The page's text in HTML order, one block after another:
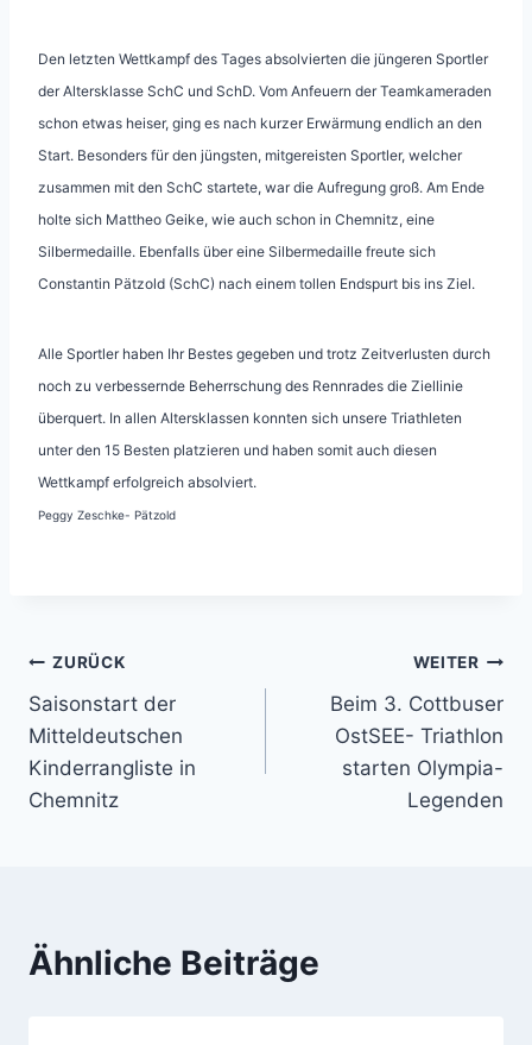
Den letzten Wettkampf des Tages absolvierten die jüngeren Sportler
der Altersklasse SchC und SchD. Vom Anfeuern der Teamkameraden
schon etwas heiser, ging es nach kurzer Erwärmung endlich an den
Start. Besonders für den jüngsten, mitgereisten Sportler, welcher
zusammen mit den SchC startete, war die Aufregung groß. Am Ende
holte sich Mattheo Geike, wie auch schon in Chemnitz, eine
Silbermedaille. Ebenfalls über eine Silbermedaille freute sich
Constantin Pätzold (SchC) nach einem tollen Endspurt bis ins Ziel.
Alle Sportler haben Ihr Bestes gegeben und trotz Zeitverlusten durch
noch zu verbessernde Beherrschung des Rennrades die Ziellinie
überquert. In allen Altersklassen konnten sich unsere Triathleten
unter den 15 Besten platzieren und haben somit auch diesen
Wettkampf erfolgreich absolviert.
Peggy Zeschke- Pätzold
Beitragsnavigation
ZURÜCK
Saisonstart der
Mitteldeutschen
Kinderrangliste in
Chemnitz
WEITER
Beim 3. Cottbuser
OstSEE- Triathlon
starten Olympia-
Legenden
Ähnliche Beiträge